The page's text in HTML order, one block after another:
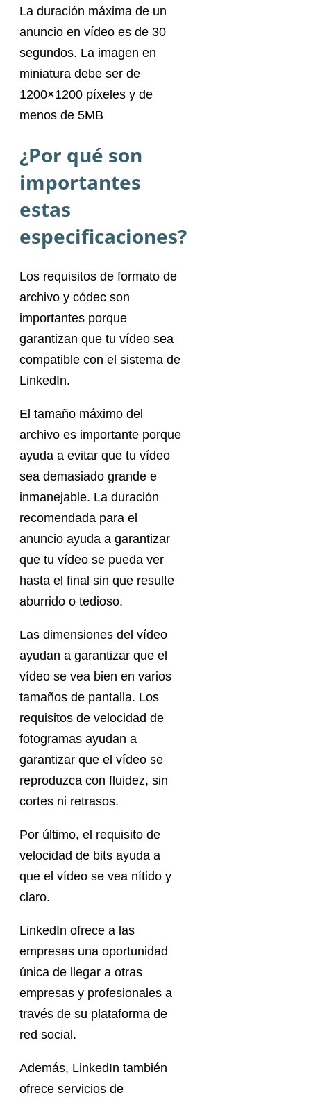
La duración máxima de un
anuncio en vídeo es de 30
segundos. La imagen en
miniatura debe ser de
1200×1200 píxeles y de
menos de 5MB
¿Por qué son
importantes
estas
especificaciones?
Los requisitos de formato de
archivo y códec son
importantes porque
garantizan que tu vídeo sea
compatible con el sistema de
LinkedIn.
El tamaño máximo del
archivo es importante porque
ayuda a evitar que tu vídeo
sea demasiado grande e
inmanejable. La duración
recomendada para el
anuncio ayuda a garantizar
que tu vídeo se pueda ver
hasta el final sin que resulte
aburrido o tedioso.
Las dimensiones del vídeo
ayudan a garantizar que el
vídeo se vea bien en varios
tamaños de pantalla. Los
requisitos de velocidad de
fotogramas ayudan a
garantizar que el vídeo se
reproduzca con fluidez, sin
cortes ni retrasos.
Por último, el requisito de
velocidad de bits ayuda a
que el vídeo se vea nítido y
claro.
LinkedIn ofrece a las
empresas una oportunidad
única de llegar a otras
empresas y profesionales a
través de su plataforma de
red social.
Además, LinkedIn también
ofrece servicios de